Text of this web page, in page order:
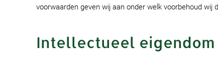
voorwaarden geven wij aan onder welk voorbehoud
Intellectueel eigendom